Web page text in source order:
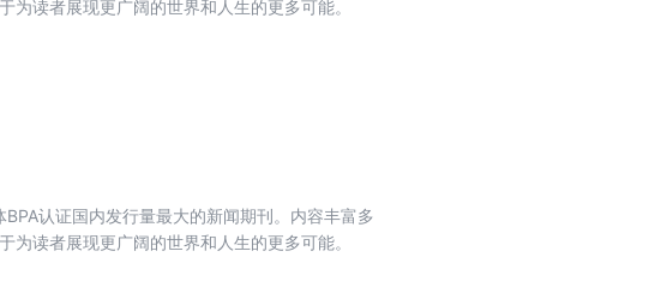
读者展现更广阔的世界和人生的更多可能。
认证国内发行量最大的新闻期刊。内容丰富多
读者展现更广阔的世界和人生的更多可能。